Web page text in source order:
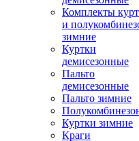
Комплекты
и
зимние
Куртки
демисезонные
Пальто
демисезонные
Пальто зимние
Куртки зимние
Краги